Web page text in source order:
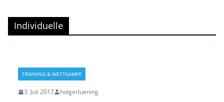
Individuelle
TRAINING & WETTKAMPF
3. Juli 2017 holgerluening